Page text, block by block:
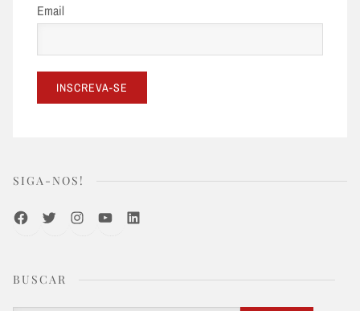
Email
SIGA-NOS!
FacebookTwitterInstagramYoutubeLinkedIn
BUSCAR